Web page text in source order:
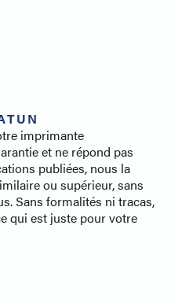
imprimante
et ne répond pas
publiées, nous la
ou supérieur, sans
Sans formalités ni tracas,
qui est juste pour votre